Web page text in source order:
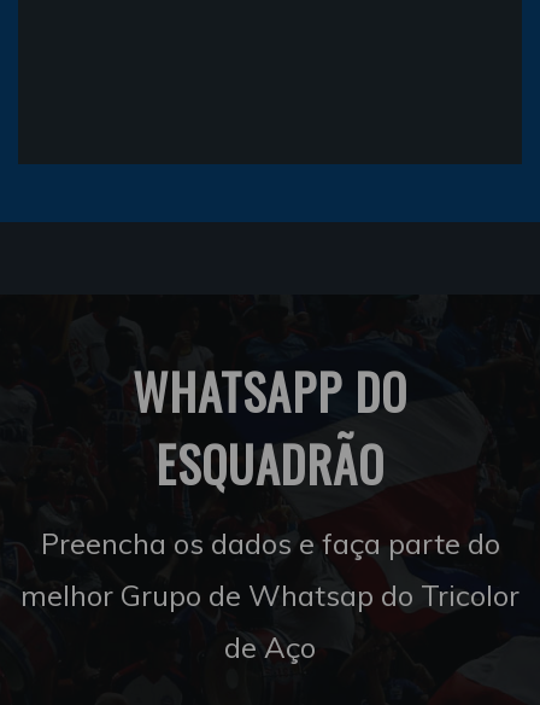
WHATSAPP DO
ESQUADRÃO
Preencha os dados e faça parte do
melhor Grupo de Whatsap do Tricolor
de Aço